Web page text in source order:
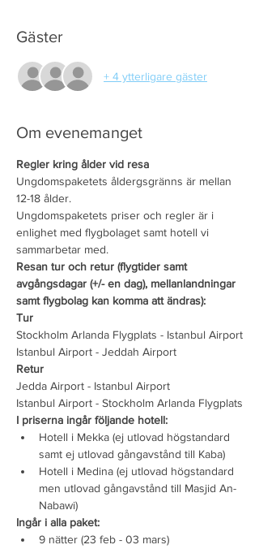
Gäster
+ 4 ytterligare gäster
Om evenemanget
Regler kring ålder vid resa
Ungdomspaketets åldergsgränns är mellan
12-18 ålder.
Ungdomspaketets priser och regler är i
enlighet med flygbolaget samt hotell vi
sammarbetar med.
Resan tur och retur (flygtider samt
avgångsdagar (+/- en dag), mellanlandningar
samt flygbolag kan komma att ändras):
Tur
Stockholm Arlanda Flygplats - Istanbul Airport
Istanbul Airport - Jeddah Airport
Retur
Jedda Airport - Istanbul Airport
Istanbul Airport - Stockholm Arlanda Flygplats
I priserna ingår följande hotell:
Hotell i Mekka (ej utlovad högstandard
samt ej utlovad gångavstånd till Kaba)
Hotell i Medina (ej utlovad högstandard
men utlovad gångavstånd till Masjid An-
Nabawi)
Ingår i alla paket:
9 nätter (23 feb - 03 mars)